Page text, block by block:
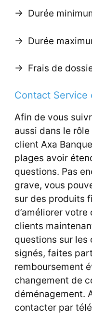
-> Durée
-> Durée
-> Frais de
Contact Service
Afin de vous
aussi dans le
client Axa
plages avoir
questions. Pas
grave, vous
sur des produits
d’améliorer
clients
questions sur les
signés, faites
remboursement
changement de
déménagement.
contacter par